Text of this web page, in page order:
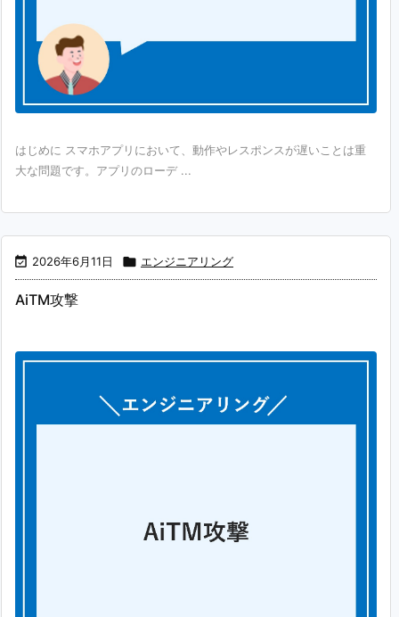
はじめに スマホアプリにおいて、動作やレスポンスが遅いことは重
大な問題です。アプリのローデ ...
 2026年6月11日  エンジニアリング
AiTM攻撃